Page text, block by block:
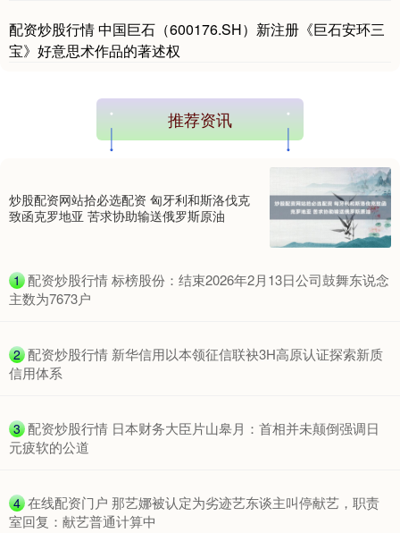
期指IC0 7881.40 +26.20
上证综指
深证成指 14316.96 +5.95 +0.04%
配资炒股行情 中国巨石（600176.SH）新注册《巨石安环三
宝》好意思术作品的著述权
推荐资讯
炒股配资网站拾必选配资 匈牙利和斯洛伐克
致函克罗地亚 苦求协助输送俄罗斯原油
1 ​配资炒股行情 标榜股份：结束2026年2月13日公司鼓舞东说念
主数为7673户
2 ​配资炒股行情 新华信用以本领征信联袂3H高原认证探索新质
信用体系
3 ​配资炒股行情 日本财务大臣片山皋月：首相并未颠倒强调日
元疲软的公道
4 ​在线配资门户 那艺娜被认定为劣迹艺东谈主叫停献艺，职责
室回复：献艺普通计算中